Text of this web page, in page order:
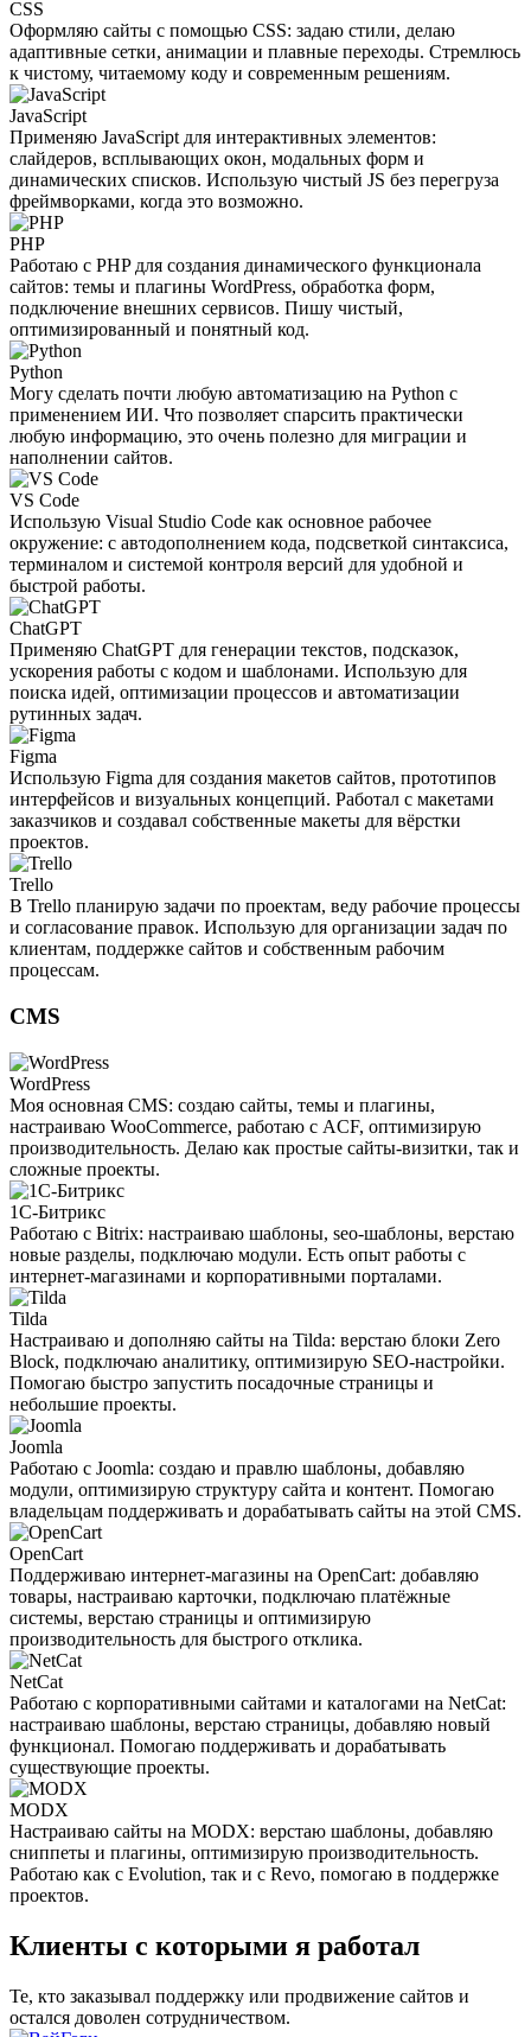
CSS
Оформляю сайты с помощью CSS: задаю стили, делаю
адаптивные сетки, анимации и плавные переходы. Стремлюсь
к чистому, читаемому коду и современным решениям.
JavaScript
Применяю JavaScript для интерактивных элементов:
слайдеров, всплывающих окон, модальных форм и
динамических списков. Использую чистый JS без перегруза
фреймворками, когда это возможно.
PHP
Работаю с PHP для создания динамического функционала
сайтов: темы и плагины WordPress, обработка форм,
подключение внешних сервисов. Пишу чистый,
оптимизированный и понятный код.
Python
Могу сделать почти любую автоматизацию на Python с
применением ИИ. Что позволяет спарсить практически
любую информацию, это очень полезно для миграции и
наполнении сайтов.
VS Code
Использую Visual Studio Code как основное рабочее
окружение: с автодополнением кода, подсветкой синтаксиса,
терминалом и системой контроля версий для удобной и
быстрой работы.
ChatGPT
Применяю ChatGPT для генерации текстов, подсказок,
ускорения работы с кодом и шаблонами. Использую для
поиска идей, оптимизации процессов и автоматизации
рутинных задач.
Figma
Использую Figma для создания макетов сайтов, прототипов
интерфейсов и визуальных концепций. Работал с макетами
заказчиков и создавал собственные макеты для вёрстки
проектов.
Trello
В Trello планирую задачи по проектам, веду рабочие процессы
и согласование правок. Использую для организации задач по
клиентам, поддержке сайтов и собственным рабочим
процессам.
CMS
WordPress
Моя основная CMS: создаю сайты, темы и плагины,
настраиваю WooCommerce, работаю с ACF, оптимизирую
производительность. Делаю как простые сайты-визитки, так и
сложные проекты.
1С-Битрикс
Работаю с Bitrix: настраиваю шаблоны, seo-шаблоны, верстаю
новые разделы, подключаю модули. Есть опыт работы с
интернет-магазинами и корпоративными порталами.
Tilda
Настраиваю и дополняю сайты на Tilda: верстаю блоки Zero
Block, подключаю аналитику, оптимизирую SEO-настройки.
Помогаю быстро запустить посадочные страницы и
небольшие проекты.
Joomla
Работаю с Joomla: создаю и правлю шаблоны, добавляю
модули, оптимизирую структуру сайта и контент. Помогаю
владельцам поддерживать и дорабатывать сайты на этой CMS.
OpenCart
Поддерживаю интернет-магазины на OpenCart: добавляю
товары, настраиваю карточки, подключаю платёжные
системы, верстаю страницы и оптимизирую
производительность для быстрого отклика.
NetCat
Работаю с корпоративными сайтами и каталогами на NetCat:
настраиваю шаблоны, верстаю страницы, добавляю новый
функционал. Помогаю поддерживать и дорабатывать
существующие проекты.
MODX
Настраиваю сайты на MODX: верстаю шаблоны, добавляю
сниппеты и плагины, оптимизирую производительность.
Работаю как с Evolution, так и с Revo, помогаю в поддержке
проектов.
Клиенты с которыми я работал
Те, кто заказывал поддержку или продвижение сайтов и
остался доволен сотрудничеством.